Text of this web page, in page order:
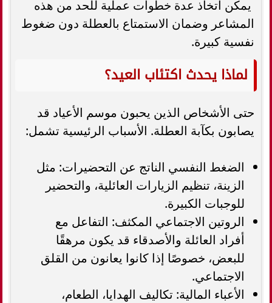
يمكن اتخاذ عدة خطوات عملية للحد من هذه
المشاعر وضمان الاستمتاع بالعطلة دون ضغوط
نفسية كبيرة.
لماذا يحدث اكتئاب العيد؟
حتى الأشخاص الذين يحبون موسم الأعياد قد
يصابون بكآبة العطلة. الأسباب الرئيسية تشمل:
الضغط النفسي الناتج عن التحضيرات: مثل
الزينة، تنظيم الزيارات العائلية، والتحضير
للوجبات الكبيرة.
الروتين الاجتماعي المكثف: التفاعل مع
أفراد العائلة والأصدقاء قد يكون مرهقًا
للبعض، خصوصًا إذا كانوا يعانون من القلق
الاجتماعي.
الأعباء المالية: تكاليف الهدايا، الطعام،